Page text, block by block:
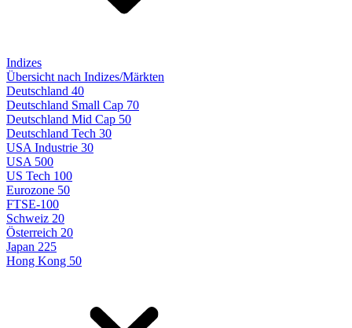
Indizes
Übersicht nach Indizes/Märkten
Deutschland 40
Deutschland Small Cap 70
Deutschland Mid Cap 50
Deutschland Tech 30
USA Industrie 30
USA 500
US Tech 100
Eurozone 50
FTSE-100
Schweiz 20
Österreich 20
Japan 225
Hong Kong 50